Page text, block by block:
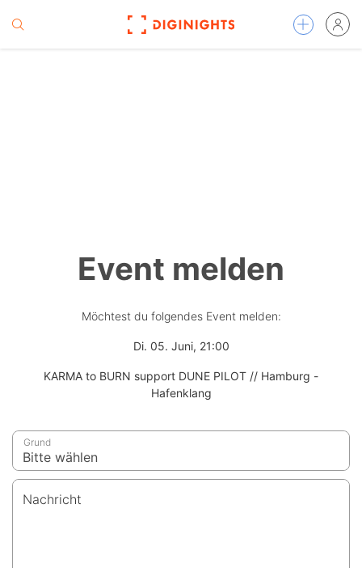
Event melden
Möchtest du folgendes Event melden:
Di. 05. Juni, 21:00
KARMA to BURN support DUNE PILOT // Hamburg -
Hafenklang
Grund
Nachricht